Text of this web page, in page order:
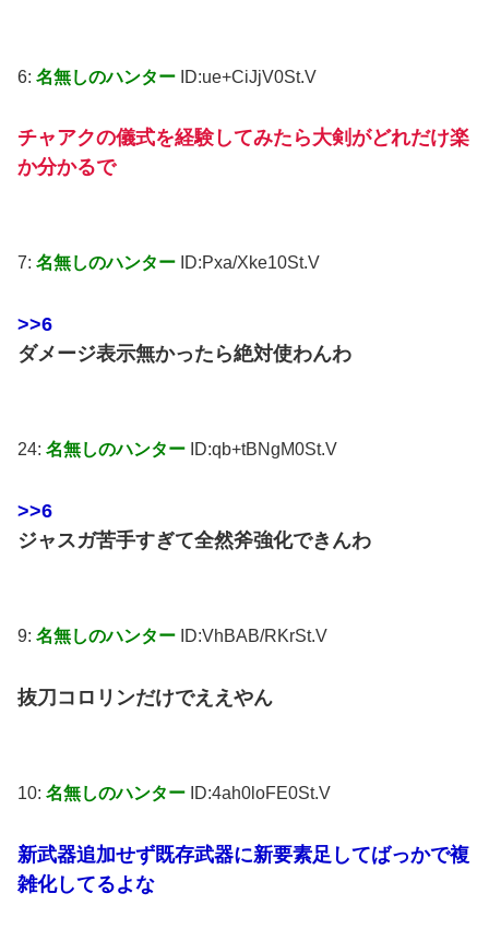
6: 名無しのハンター ID:ue+CiJjV0St.V
チャアクの儀式を経験してみたら大剣がどれだけ楽
か分かるで
7: 名無しのハンター ID:Pxa/Xke10St.V
>>6
ダメージ表示無かったら絶対使わんわ
24: 名無しのハンター ID:qb+tBNgM0St.V
>>6
ジャスガ苦手すぎて全然斧強化できんわ
9: 名無しのハンター ID:VhBAB/RKrSt.V
抜刀コロリンだけでええやん
10: 名無しのハンター ID:4ah0loFE0St.V
新武器追加せず既存武器に新要素足してばっかで複
雑化してるよな